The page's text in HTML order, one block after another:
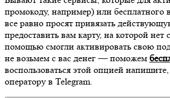
промокоду, например) или бесплатного
все равно просят привязать
предоставить вам карту, на которой нет
помощью смогли активировать свою
не возьмем с вас денег — поможем
воспользоваться этой опцией
оператору в Telegram.